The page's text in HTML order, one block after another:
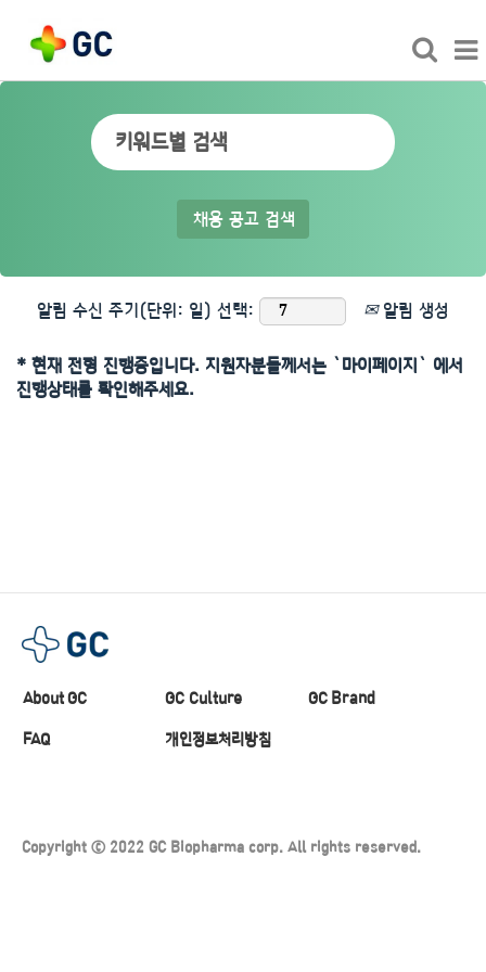
알림 수신 주기(단위: 일) 선택: 알림 생성
* 현재 전형 진행중입니다. 지원자분들께서는 `마이페이지` 에서
진행상태를 확인해주세요.
About GC GC Culture GC Brand
FAQ 개인정보처리방침
Copyright ⓒ 2022 GC Biopharma corp. All rights reserved.